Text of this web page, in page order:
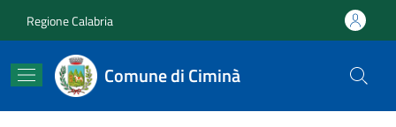
Regione Calabria
Comune di Ciminà